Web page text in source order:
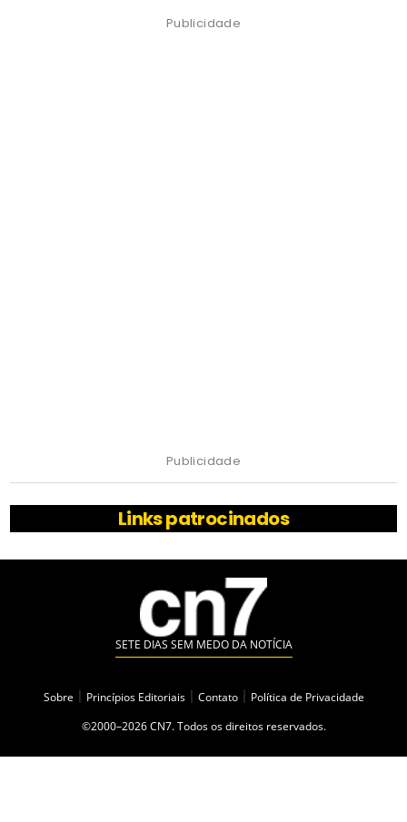
Publicidade
Publicidade
Links patrocinados
SETE DIAS SEM MEDO DA NOTÍCIA
Sobre Princípios Editoriais Contato
Política de Privacidade
©2000–2026 CN7. Todos os direitos reservados.